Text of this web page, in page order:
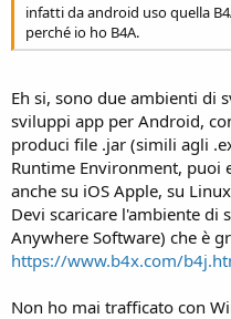
infatti da android uso quella
perché io ho B4A.
Eh si, sono due ambienti di
sviluppi app per Android,
produci file .jar (simili agli
Runtime Environment, puoi
anche su iOS Apple, su
Devi scaricare l'ambiente di
Anywhere Software) che è
https://www.b4x.com/
Non ho mai trafficato con